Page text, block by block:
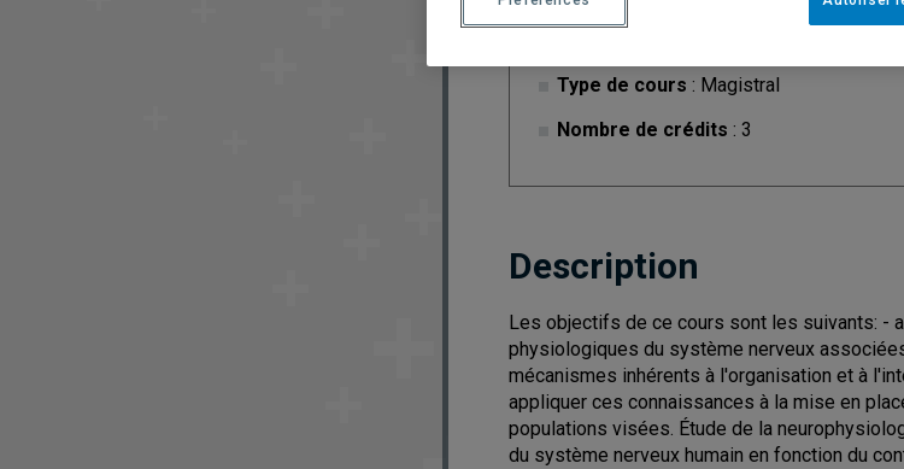
Type de cours : Magistral
Nombre de crédits : 3
Description
Les objectifs de ce cours sont les suivants: -
physiologiques du système nerveux
mécanismes inhérents à l'organisation et à
appliquer ces connaissances à la mise en
populations visées. Étude de la
du système nerveux humain en fonction du